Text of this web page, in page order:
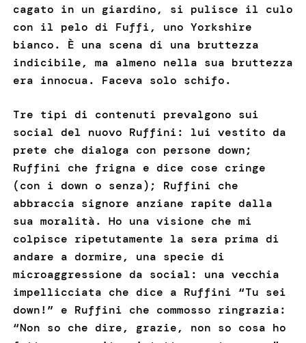
cagato in un giardino, si pulisce il culo
con il pelo di Fuffi, uno Yorkshire
bianco. È una scena di una bruttezza
indicibile, ma almeno nella sua bruttezza
era innocua. Faceva solo schifo.
Tre tipi di contenuti prevalgono sui
social del nuovo Ruffini: lui vestito da
prete che dialoga con persone down;
Ruffini che frigna e dice cose cringe
(con i down o senza); Ruffini che
abbraccia signore anziane rapite dalla
sua moralità. Ho una visione che mi
colpisce ripetutamente la sera prima di
andare a dormire, una specie di
microaggressione da social: una vecchia
impellicciata che dice a Ruffini “Tu sei
down!” e Ruffini che commosso ringrazia:
“Non so che dire, grazie, non so cosa ho